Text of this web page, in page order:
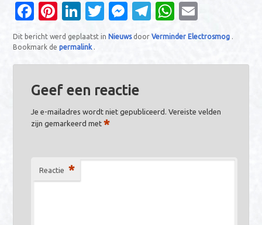
Fa
c
e
b
o
k
Pi
nt
er
es
t
Li
n
k
e
dI
T
w
te
r
M
es
n
g
er
T
el
gr
m
W
h
s
p
m
Dit bericht werd geplaatst in NieuwsdoorVerminder Electrosmog .
Bookmark depermalink .
Geef een reactie
Je e-mailadres wordt niet gepubliceerd. Vereiste velden
zijn gemarkeerd met *
Reactie *